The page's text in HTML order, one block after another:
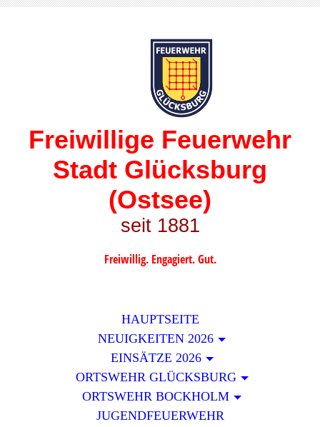
Freiwillige Feuerwehr
Stadt Glücksburg
(Ostsee)
seit 1881
Freiwillig. Engagiert. Gut.
HAUPTSEITE
NEUIGKEITEN 2026
EINSÄTZE 2026
ORTSWEHR GLÜCKSBURG
ORTSWEHR BOCKHOLM
JUGENDFEUERWEHR